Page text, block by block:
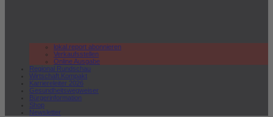
lokal.report abonnieren
Verkaufsstellen
Online Ausgabe
Regional Rundschau
Wirtschaft.Kompakt
Karriereleiter 2026
Gesundheitswegweiser
Bürgerinformation
Shop
Newsletter